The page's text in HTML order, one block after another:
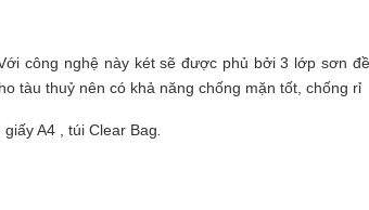
công nghệ này két sẽ được phủ bởi 3 lớp sơn
tàu thuỷ nên có khả năng chống mặn tốt, chống rỉ
A4 , túi Clear Bag